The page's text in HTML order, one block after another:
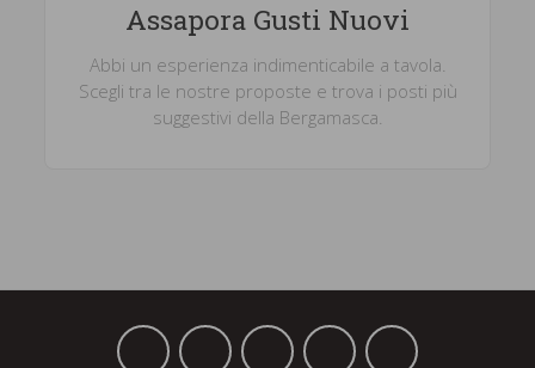
Assapora Gusti Nuovi
Abbi un esperienza indimenticabile a tavola.
Scegli tra le nostre proposte e trova i posti più
suggestivi della Bergamasca.